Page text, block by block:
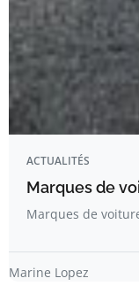
ACTUALITÉS
Marques de
Marques de
Marine Lopez